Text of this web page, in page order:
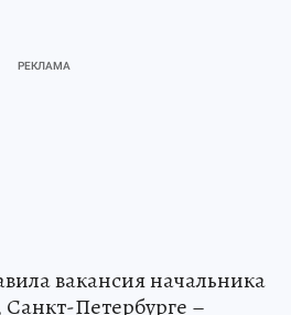
вакансия начальника
Санкт-Петербурге –